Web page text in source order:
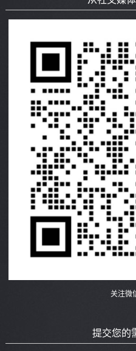
关注微
提交您的